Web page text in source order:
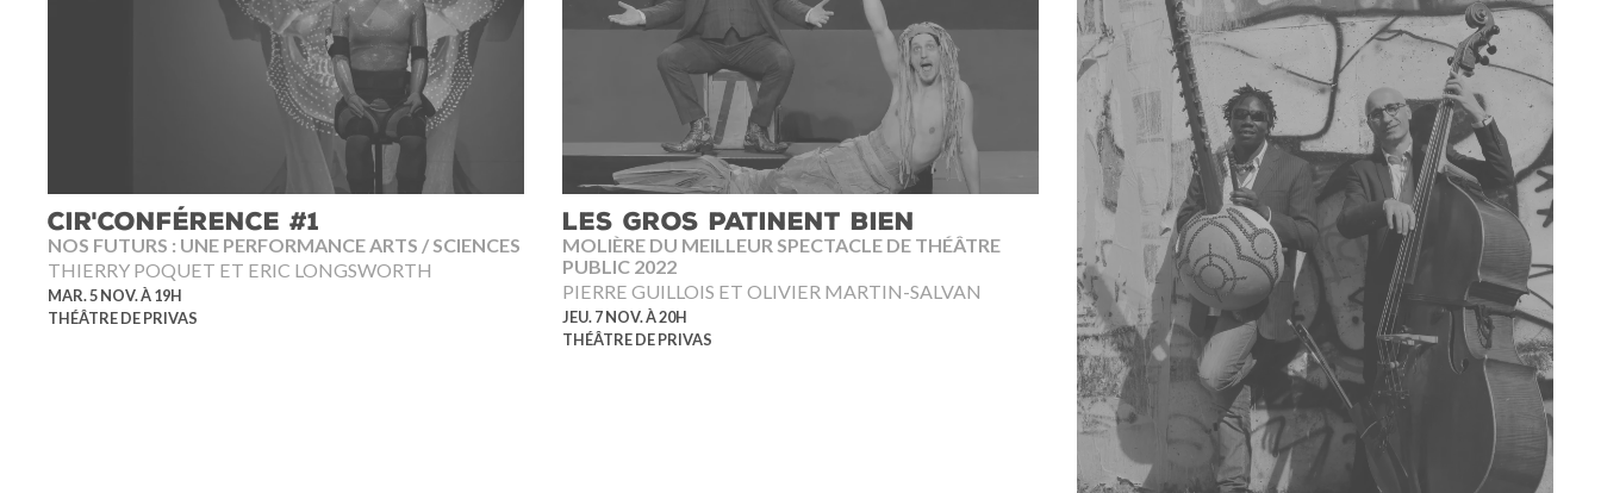
CIR'CONFÉRENCE #1
NOS FUTURS : UNE PERFORMANCE ARTS / SCIENCES
THIERRY POQUET ET ERIC LONGSWORTH
MAR. 5 NOV. À 19H
THÉÂTRE DE PRIVAS
LES GROS PATINENT BIEN
MOLIÈRE DU MEILLEUR SPECTACLE DE THÉÂTRE
PUBLIC 2022
PIERRE GUILLOIS ET OLIVIER MARTIN-SALVAN
JEU. 7 NOV. À 20H
THÉÂTRE DE PRIVAS